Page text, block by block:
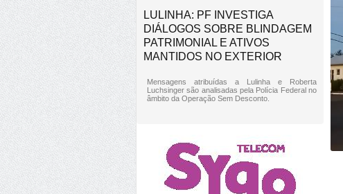
LULINHA: PF INVESTIGA
DIÁLOGOS SOBRE BLINDAGEM
PATRIMONIAL E ATIVOS
MANTIDOS NO EXTERIOR
Mensagens atribuídas a Lulinha e Roberta
Luchsinger são analisadas pela Polícia Federal no
âmbito da Operação Sem Desconto.